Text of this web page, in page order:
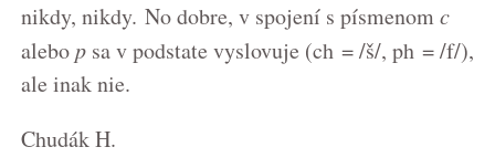
nikdy, nikdy. No dobre, v spojení s písmenomc
alebo p sa v podstate vyslovuje (ch = /š/, ph = /f/),
ale inak nie.
Chudák H.